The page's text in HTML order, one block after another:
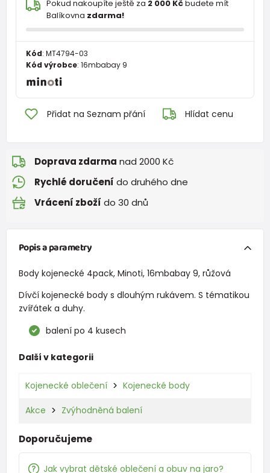
Pokud nakoupíte ještě za 2 000 Kčbudete mít
Balíkovna zdarma!
Kód: MT4794-03
Kód výrobce: 16mbabay 9
Přidat na Seznam přání Hlídat cenu
Doprava zdarma nad 2000 Kč
Rychlé doručení do druhého dne
Vrácení zboží do 30 dnů
Popis a parametry
Body kojenecké 4pack, Minoti, 16mbabay 9, růžová
Dívčí kojenecké body s dlouhým rukávem. S tématikou
zvířátek a duhy.
balení po 4 kusech
Další v kategorii
Kojenecké oblečení Kojenecké body
Akce Zvýhodněná balení
Doporučujeme
Jak vybrat dětské oblečení a obuv na jaro?